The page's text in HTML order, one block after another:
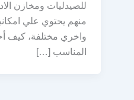
للصيدليات ومخازن
منهم يحتوي علي
واخري مختلفة، كيف
المناسب […]